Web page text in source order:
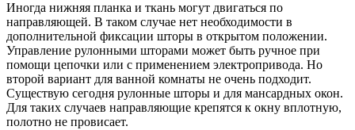
Иногда нижняя планка и ткань могут двигаться по
направляющей. В таком случае нет необходимости в
дополнительной фиксации шторы в открытом положении.
Управление рулонными шторами может быть ручное при
помощи цепочки или с применением электропривода. Но
второй вариант для ванной комнаты не очень подходит.
Существую сегодня рулонные шторы и для мансардных окон.
Для таких случаев направляющие крепятся к окну вплотную,
полотно не провисает.